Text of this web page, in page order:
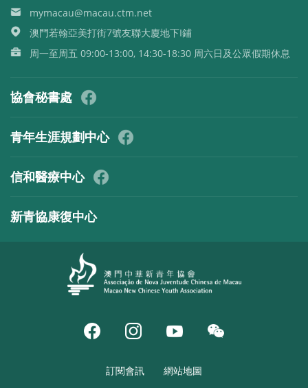
mymacau@macau.ctm.net
澳門若翰亞美打街7號友聯大廈地下I鋪
周一至周五 09:00-13:00, 14:30-18:30 周六日及公眾假期休息
協會秘書處
青年生涯規劃中心
信和醫療中心
新青協康復中心
訂閱會訊 網站地圖